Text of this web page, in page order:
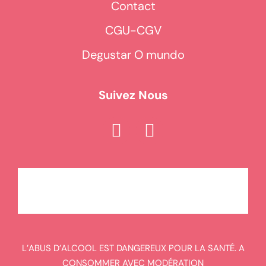
Contact
CGU-CGV
Degustar O mundo
Suivez Nous
L’ABUS D’ALCOOL EST DANGEREUX POUR LA SANTÉ. A
CONSOMMER AVEC MODÉRATION